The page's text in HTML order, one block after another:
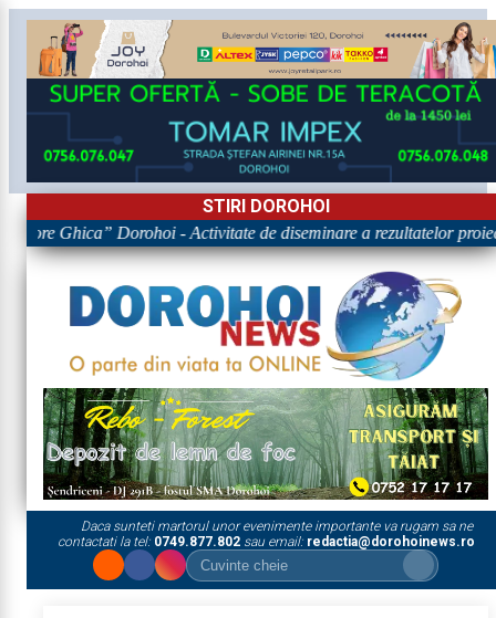
STIRI DOROHOI
Ghica” Dorohoi - Activitate de diseminare a rezultatelor
Daca sunteti martorul unor evenimente importante va rugam sa ne
contactati la tel: 0749.877.802sau email: redactia@dorohoinews.ro